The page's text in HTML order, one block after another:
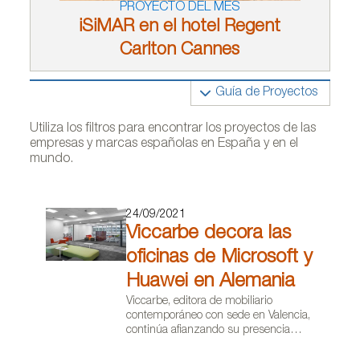
PROYECTO DEL MES
iSiMAR en el hotel Regent
Carlton Cannes
filtrar
Guía de Proyectos
Utiliza los filtros para encontrar los proyectos de las
empresas y marcas españolas en España y en el
mundo.
24/09/2021
Viccarbe decora las
oficinas de Microsoft y
Huawei en Alemania
Viccarbe, editora de mobiliario
contemporáneo con sede en Valencia,
continúa afianzando su presencia